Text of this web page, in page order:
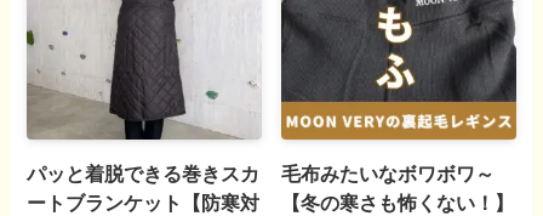
パッと着脱できる巻きスカ
ートブランケット【防寒対
毛布みたいなボワボワ～
【冬の寒さも怖くない！】